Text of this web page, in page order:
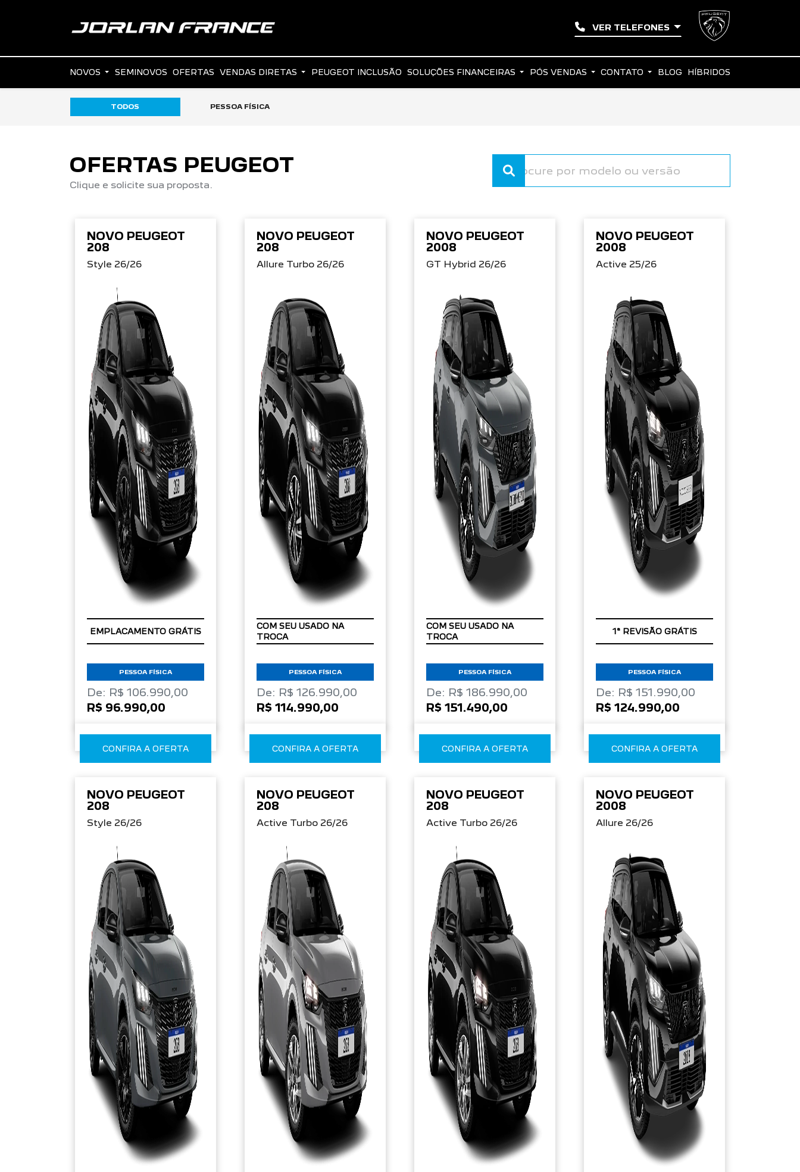
VER TELEFONES
NOVOS SEMINOVOS OFERTAS VENDAS DIRETAS PEUGEOT INCLUSÃO SOLUÇÕES FINANCEIRAS PÓS VENDAS CONTATO BLOG HÍBRIDOS
TODOS PESSOA FÍSICA
OFERTAS PEUGEOT
Clique e solicite sua proposta.
NOVO PEUGEOT
208
Style 26/26
EMPLACAMENTO GRÁTIS
PESSOA FÍSICA
De: R$ 106.990,00
R$ 96.990,00
CONFIRA A OFERTA
NOVO PEUGEOT
208
Allure Turbo 26/26
COM SEU USADO NA
TROCA
PESSOA FÍSICA
De: R$ 126.990,00
R$ 114.990,00
CONFIRA A OFERTA
NOVO PEUGEOT
2008
GT Hybrid 26/26
COM SEU USADO NA
TROCA
PESSOA FÍSICA
De: R$ 186.990,00
R$ 151.490,00
CONFIRA A OFERTA
NOVO PEUGEOT
2008
Active 25/26
COM SEU USADO NA
TROCA
PESSOA FÍSICA
De: R$ 151.990,00
R$ 124.990,00
CONFIRA A OFERTA
NOVO PEUGEOT
208
Style 26/26
NOVO PEUGEOT
208
Active Turbo 26/26
NOVO PEUGEOT
208
Active Turbo 26/26
NOVO PEUGEOT
2008
Allure 26/26